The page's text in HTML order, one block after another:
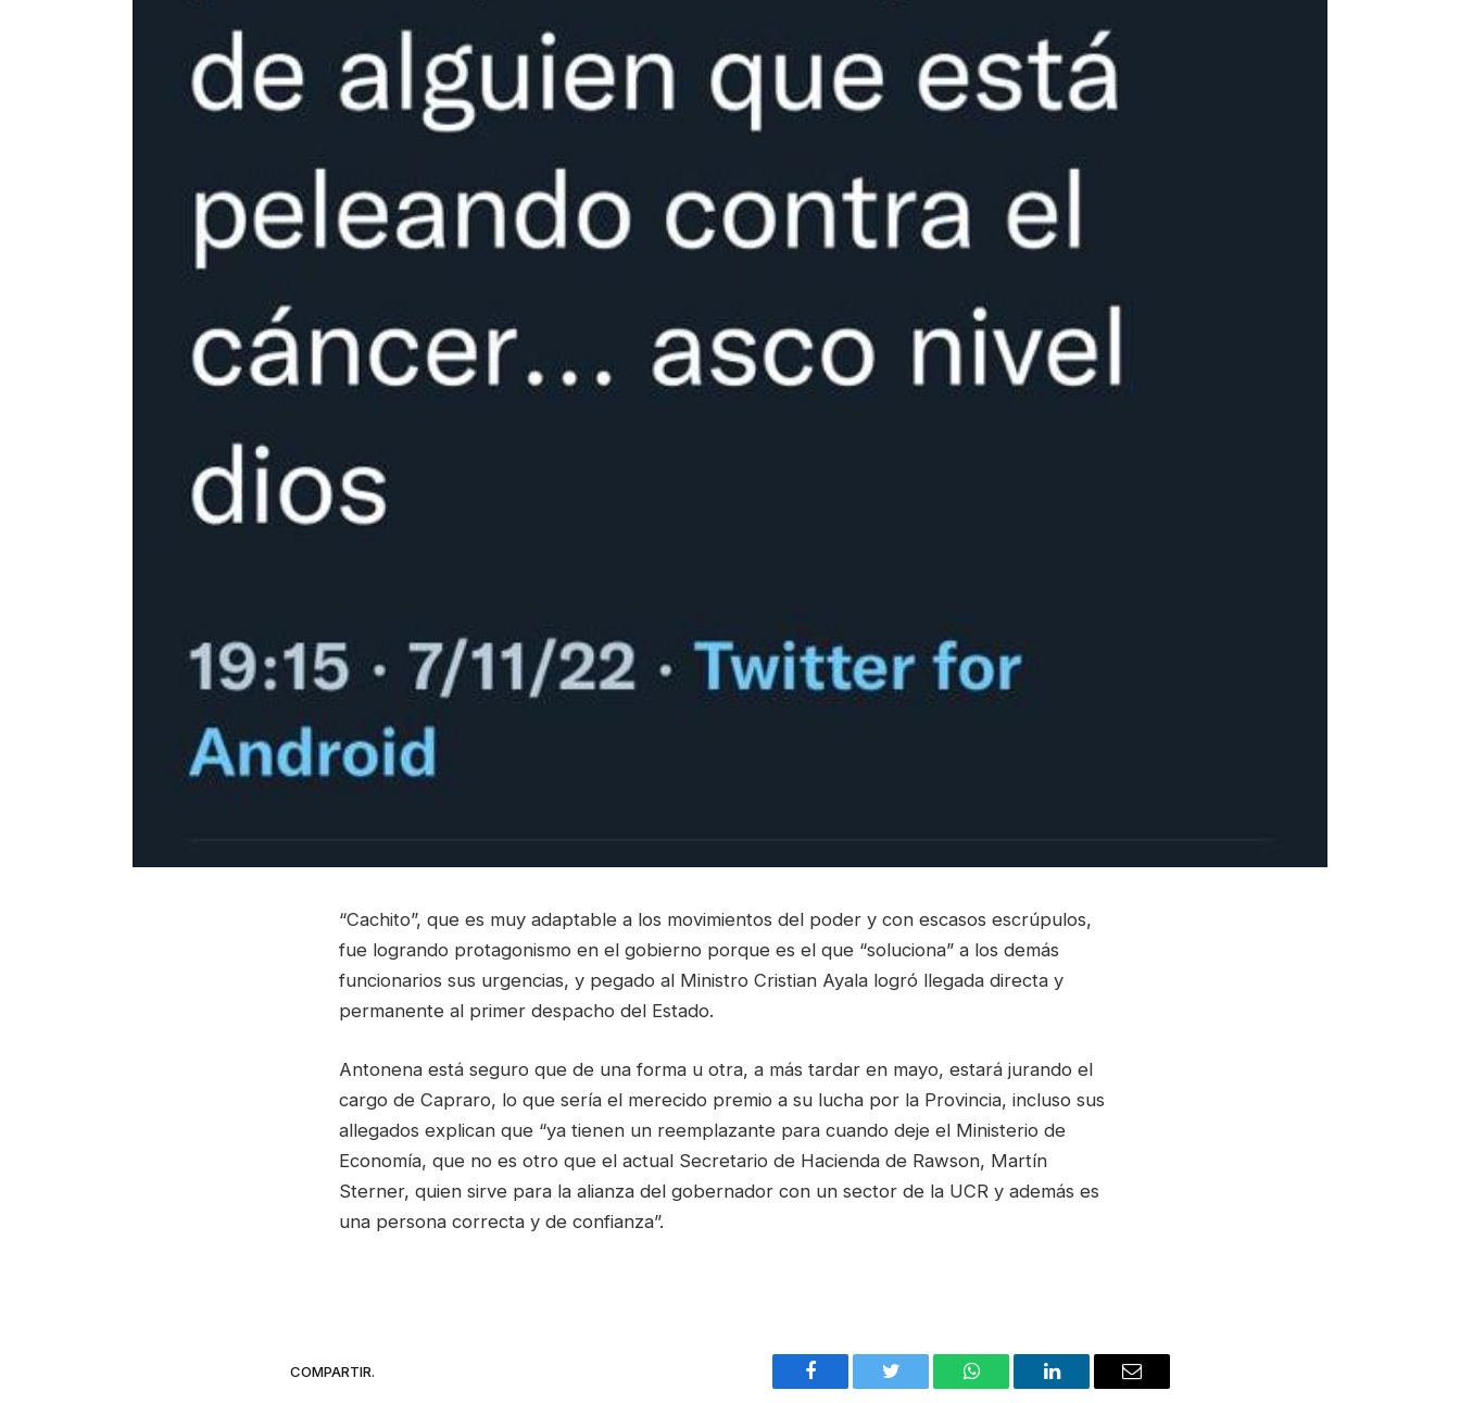
“Cachito”, que es muy adaptable a los movimientos del poder y con escasos escrúpulos,
fue logrando protagonismo en el gobierno porque es el que “soluciona” a los demás
funcionarios sus urgencias, y pegado al Ministro Cristian Ayala logró llegada directa y
permanente al primer despacho del Estado.
Antonena está seguro que de una forma u otra, a más tardar en mayo, estará jurando el
cargo de Capraro, lo que sería el merecido premio a su lucha por la Provincia, incluso sus
allegados explican que “ya tienen un reemplazante para cuando deje el Ministerio de
Economía, que no es otro que el actual Secretario de Hacienda de Rawson, Martín
Sterner, quien sirve para la alianza del gobernador con un sector de la UCR y además es
una persona correcta y de confianza”.
COMPARTIR.
Facebook Twitter WhatsAppLinkedIn Email